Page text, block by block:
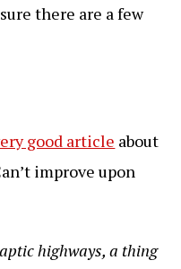
there are a few
good article about
improve upon
highways, a thing